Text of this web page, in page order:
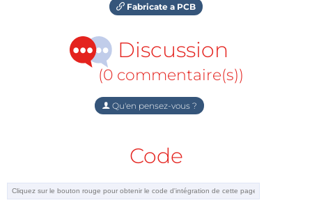
Fabricate a PCB
Discussion
(0 commentaire(s))
Qu'en pensez-vous ?
Code